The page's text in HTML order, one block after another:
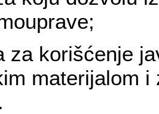
za korišćenje
materijalom